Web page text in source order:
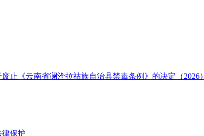
止《云南省澜沧拉祜族自治县禁毒条例》的决定（2026）
保护